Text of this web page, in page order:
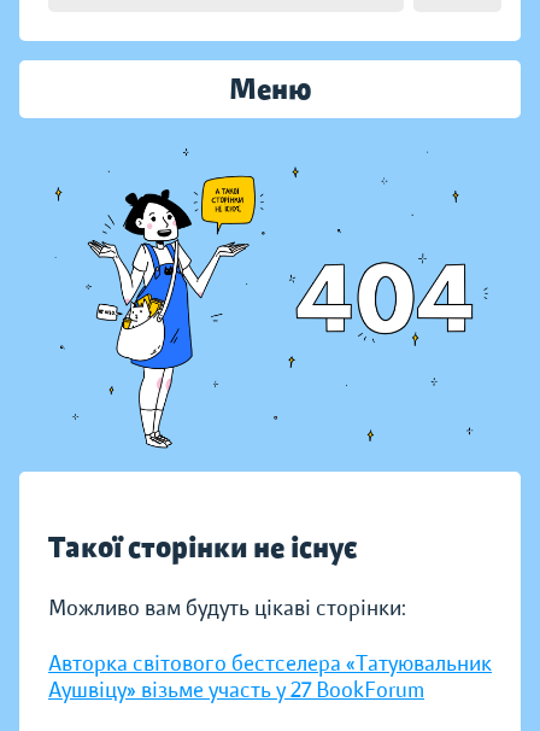
Меню
Такої сторінки не існує
Можливо вам будуть цікаві сторінки:
Авторка світового бестселера «Татуювальник
Аушвіцу» візьме участь у 27 BookForum